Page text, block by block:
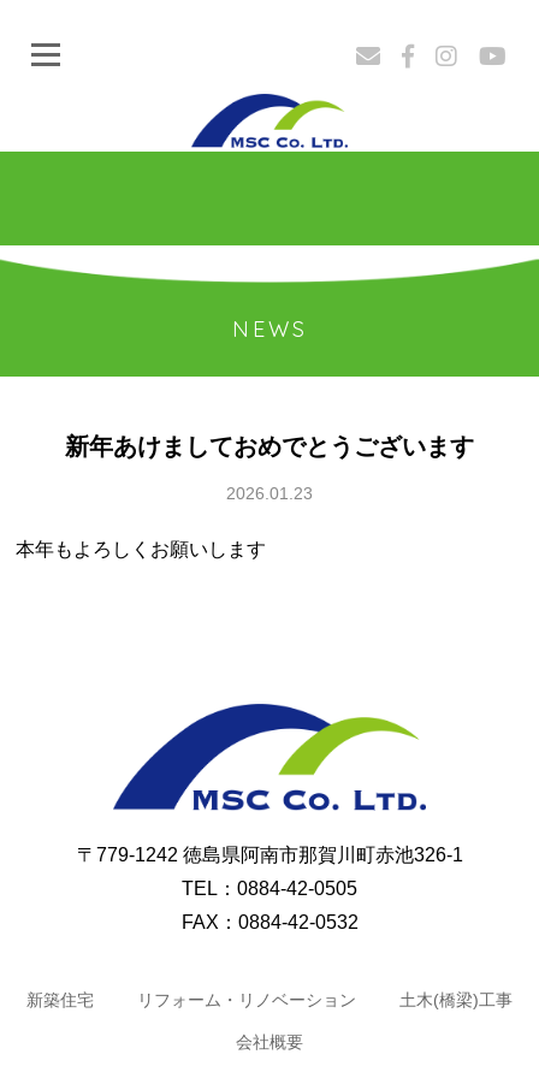
NEWS
新年あけましておめでとうございます
2026.01.23
本年もよろしくお願いします
〒779-1242 徳島県阿南市那賀川町赤池326-1
TEL：0884-42-0505
FAX：0884-42-0532
新築住宅 リフォーム・リノベーション 土木(橋梁)工事
会社概要